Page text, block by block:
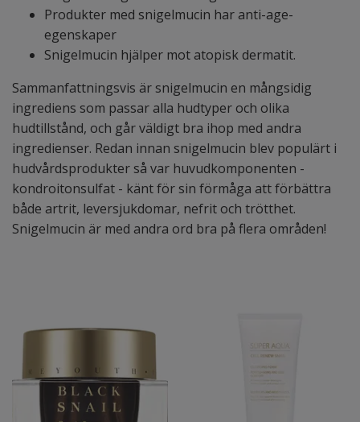
Produkter med snigelmucin har anti-age-
egenskaper
Snigelmucin hjälper mot atopisk dermatit.
Sammanfattningsvis är snigelmucin en mångsidig
ingrediens som passar alla hudtyper och olika
hudtillstånd, och går väldigt bra ihop med andra
ingredienser. Redan innan snigelmucin blev populärt i
hudvårdsprodukter så var huvudkomponenten -
kondroitonsulfat - känt för sin förmåga att förbättra
både artrit, leversjukdomar, nefrit och trötthet.
Snigelmucin är med andra ord bra på flera områden!